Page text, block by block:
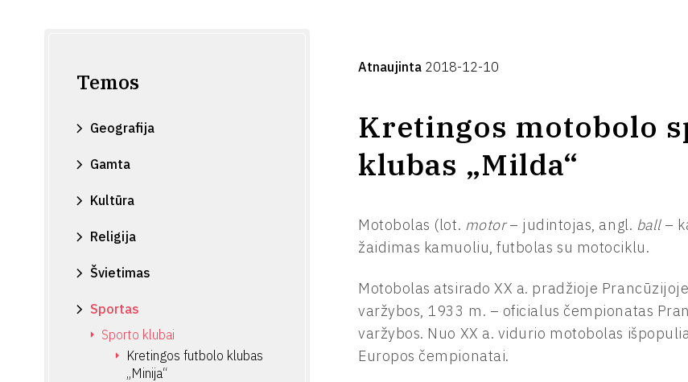
Temos
Geografija
Gamta
Kultūra
Religija
Švietimas
Sportas
Sporto klubai
Kretingos futbolo klubas
„Minija“
Atnaujinta 2018-12-10
Kretingos motobolo
klubas „Milda“
Motobolas (lot. motor– judintojas, angl. ball–
žaidimas kamuoliu, futbolas su motociklu.
Motobolas atsirado XX a. pradžioje
varžybos, 1933 m. – oficialus čempionatas
varžybos. Nuo XX a. vidurio motobolas
Europos čempionatai.